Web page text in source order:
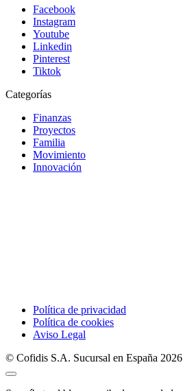
Facebook
Instagram
Youtube
Linkedin
Pinterest
Tiktok
Categorías
Finanzas
Proyectos
Familia
Movimiento
Innovación
Política de privacidad
Política de cookies
Aviso Legal
© Cofidis S.A. Sucursal en España 2026